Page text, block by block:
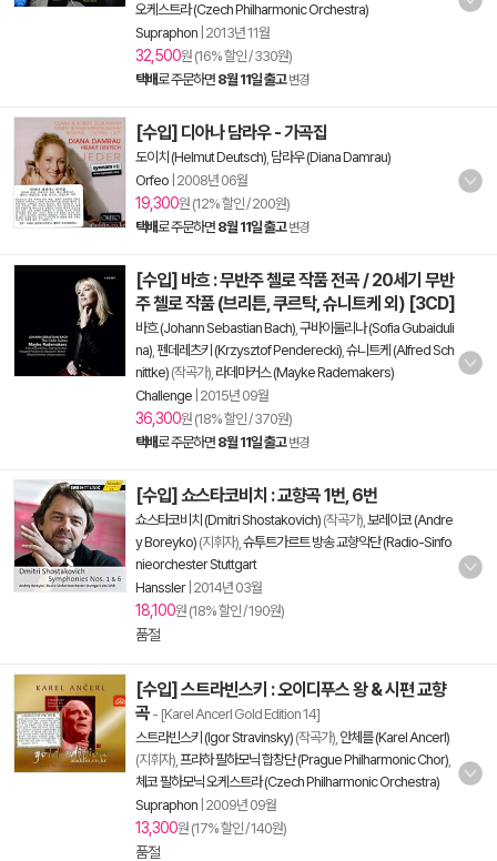
오케스트라 (Czech Philharmonic Orchestra)
Supraphon 2013년 11월
32,500원 (16% 할인 / 330원)
택배로 주문하면 8월 11일 출고 변경
[수입] 디아나 담라우 - 가곡집
도이치 (Helmut Deutsch) 담라우 (Diana Damrau)
Orfeo 2008년 06월
19,300원 (12% 할인 / 200원)
택배로 주문하면 8월 11일 출고 변경
[수입] 바흐 : 무반주 첼로 작품 전곡 / 20세기 무반
주 첼로 작품 (브리튼, 쿠르탁, 슈니트케 외) [3CD]
바흐 (Johann Sebastian Bach) 구바이둘리나 (Sofia Gubaiduli
na) 펜데레츠키 (Krzysztof Penderecki) 슈니트케 (Alfred Sch
nittke) (작곡가), 라데마커스 (Mayke Rademakers)
Challenge 2015년 09월
36,300원 (18% 할인 / 370원)
택배로 주문하면 8월 11일 출고 변경
[수입] 쇼스타코비치 : 교향곡 1번, 6번
쇼스타코비치 (Dmitri Shostakovich) (작곡가), 보레이코 (Andre
y Boreyko) (지휘자), 슈투트가르트 방송 교향악단 (Radio-Sinfo
nieorchester Stuttgart
Hanssler| 2014년 03월
18,100원 (18% 할인 / 190원)
품절
[수입] 스트라빈스키 : 오이디푸스 왕 & 시편 교향
곡 - [Karel Ancerl Gold Edition 14]
스트라빈스키 (Igor Stravinsky) (작곡가), 안체를 (Karel Ancerl)
(지휘자), 프라하 필하모닉 합창단 (Prague Philharmonic Chor)
체코 필하모닉 오케스트라 (Czech Philharmonic Orchestra)
Supraphon 2009년 09월
13,300원 (17% 할인 / 140원)
품절